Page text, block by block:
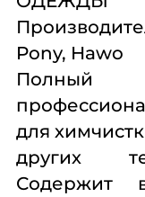
Pony, Hawo
для
других
Содержит